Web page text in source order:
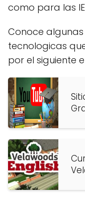
como para las
Conoce
tecnologicas
por el siguiente